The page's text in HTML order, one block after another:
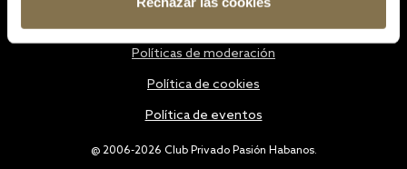
@ 2006-2026 Club Privado Pasión Habanos.
Políticas de moderación
Política de cookies
Política de eventos